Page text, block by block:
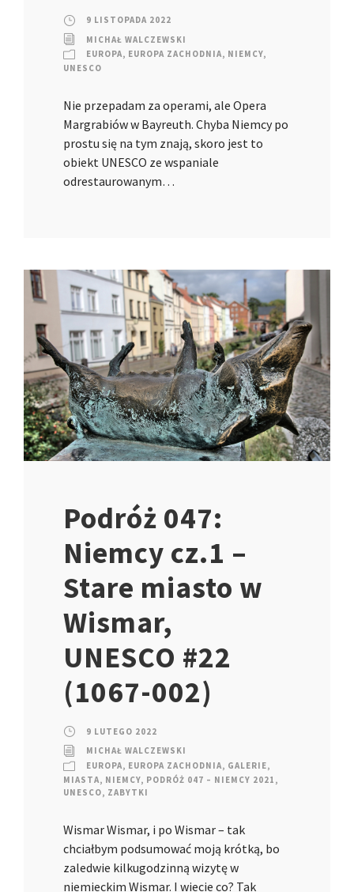
9 LISTOPADA 2022
MICHAŁ WALCZEWSKI
EUROPA, EUROPA ZACHODNIA, NIEMCY,
UNESCO
Nie przepadam za operami, ale Opera
Margrabiów w Bayreuth. Chyba Niemcy po
prostu się na tym znają, skoro jest to
obiekt UNESCO ze wspaniale
odrestaurowanym…
Podróż 047:
Niemcy cz.1 –
Stare miasto w
Wismar,
UNESCO #22
(1067-002)
9 LUTEGO 2022
MICHAŁ WALCZEWSKI
EUROPA, EUROPA ZACHODNIA, GALERIE,
MIASTA, NIEMCY, PODRÓŻ 047 – NIEMCY 2021 ,
UNESCO, ZABYTKI
Wismar Wismar, i po Wismar – tak
chciałbym podsumować moją krótką, bo
zaledwie kilkugodzinną wizytę w
niemieckim Wismar. I wiecie co? Tak